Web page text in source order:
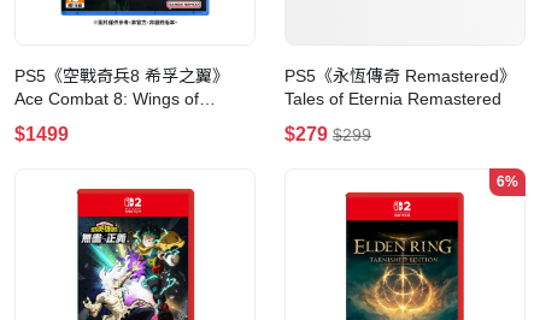
PS5《空戰奇兵8 希孚之翼》
Ace Combat 8: Wings of
Theve(典藏版)
$1499
PS5《永恆傳奇 Remastered》
Tales of Eternia Remastered
$279 $299
6%